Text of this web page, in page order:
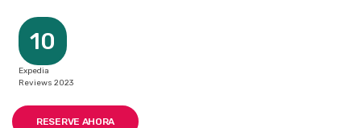
10
Expedia
Reviews 2023
RESERVE AHORA